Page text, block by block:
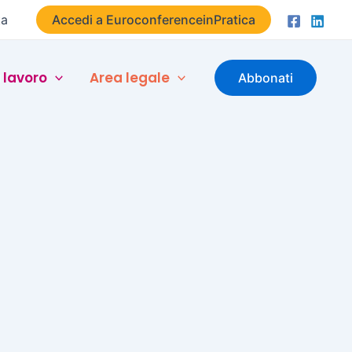
Accedi a EuroconferenceinPratica
lavoro Area legale Abbonati